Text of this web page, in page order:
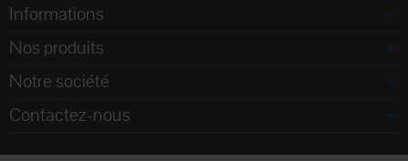
Informations
Nos produits
Notre société
Contactez-nous